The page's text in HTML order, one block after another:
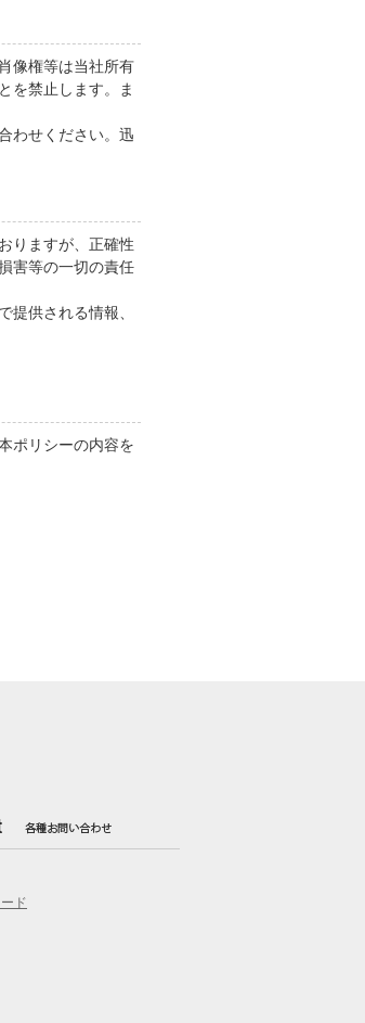
像権等は当社所有
を禁止します。ま
わせください。迅
りますが、正確性
害等の一切の責任
提供される情報、
ポリシーの内容を
ド